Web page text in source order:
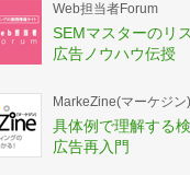
Web担当者Forum
SEMマスターのリ
広告ノウハウ伝授
MarkeZine(マーケジン)
具体例で理解する
広告再入門